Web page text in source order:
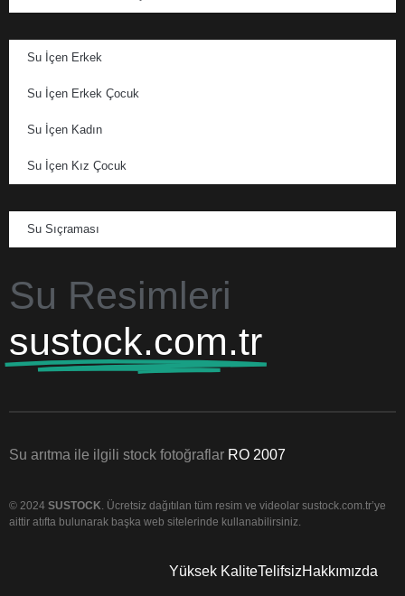
Su İçen Erkek
Su İçen Erkek Çocuk
Su İçen Kadın
Su İçen Kız Çocuk
Su Sıçraması
Su Resimleri
sustock.com.tr
Su arıtma ile ilgili stock fotoğraflar RO 2007
© 2024 SUSTOCK. Ücretsiz dağıtılan tüm resim ve videolar sustock.com.tr’ye
aittir atıfta bulunarak başka web sitelerinde kullanabilirsiniz.
Yüksek KaliteTelifsizHakkımızda